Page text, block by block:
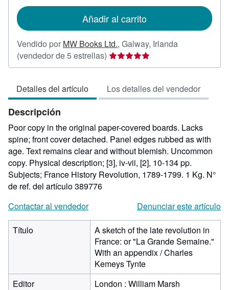
envío
Añadir al carrito
Vendido por MW Books Ltd., Galway, Irlanda
(vendedor de 5 estrellas) Calificación
del
5
de
estrellas
Detalles del artículo Los detalles del vendedor
Descripción
Poor copy in the original paper-covered boards. Lacks
spine; front cover detached. Panel edges rubbed as with
age. Text remains clear and without blemish. Uncommon
copy. Physical description; [3], iv-vii, [2], 10-134 pp.
Subjects; France History Revolution, 1789-1799. 1 Kg. N°
de ref. del artículo 389776
Contactar al vendedor
Denunciar este artículo
Título
A sketch of the late revolution in
France: or "La Grande Semaine."
With an appendix / Charles
Kemeys Tynte
Editor
London : William Marsh